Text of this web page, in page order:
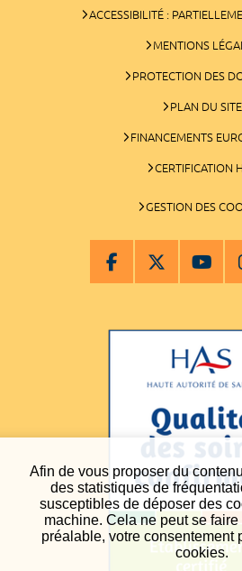
Afin de vous proposer du
des statistiques de
susceptibles de déposer des
machine. Cela ne peut se
préalable, votre consentement
cookies.
ACCESSIBILITÉ :
MENTIONS
PROTECTION DES
PLAN DU SITE
FINANCEMENTS
CERTIFICATION
GESTION DES